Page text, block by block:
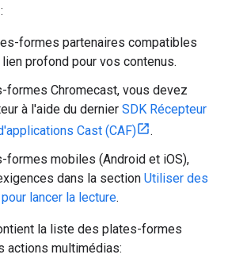
formes partenaires compatibles
profond pour vos contenus.
formes Chromecast, vous devez
à l'aide du dernier SDK Récepteur
Cast (CAF)
.
formes mobiles (Android et iOS),
dans la section Utiliser des
lancer la lecture.
la liste des plates-formes
actions multimédias: